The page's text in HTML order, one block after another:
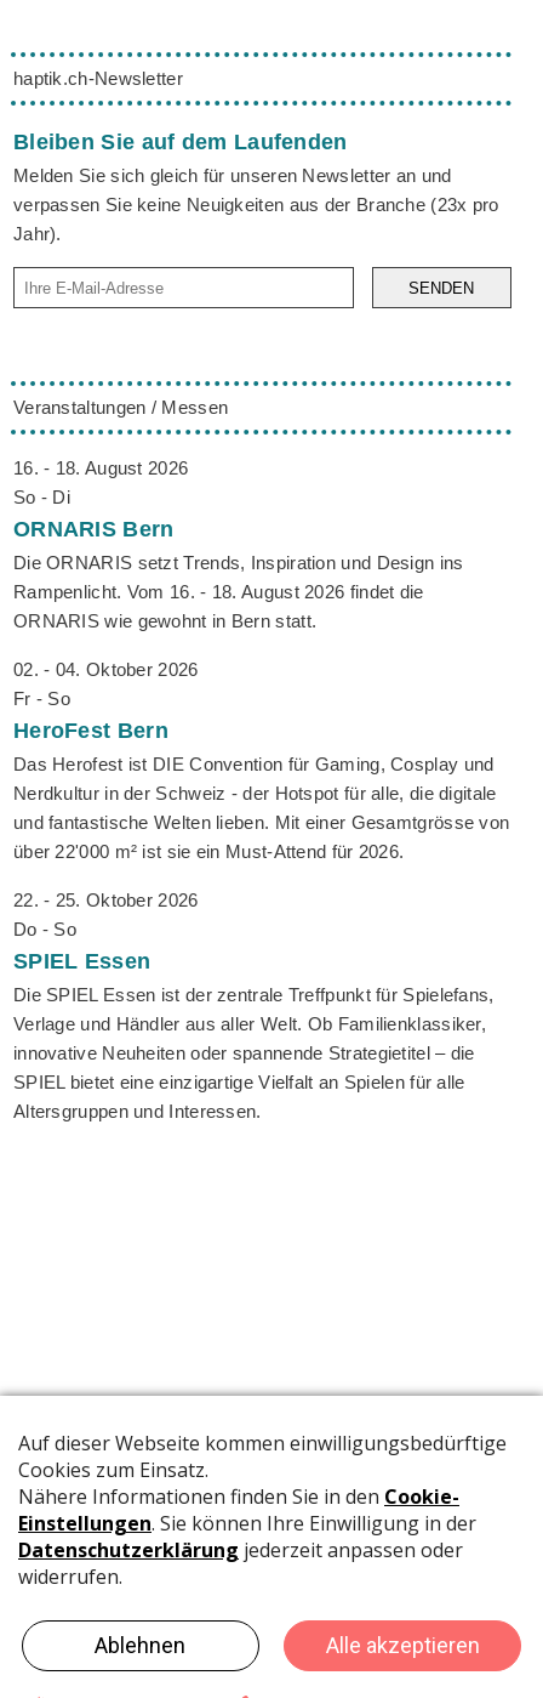
haptik.ch-Newsletter
Bleiben Sie auf dem Laufenden
Melden Sie sich gleich für unseren Newsletter an und
verpassen Sie keine Neuigkeiten aus der Branche (23x pro
Jahr).
SENDEN
Veranstaltungen / Messen
16. - 18. August 2026
So - Di
ORNARIS Bern
Die ORNARIS setzt Trends, Inspiration und Design ins
Rampenlicht. Vom 16. - 18. August 2026 findet die
ORNARIS wie gewohnt in Bern statt.
02. - 04. Oktober 2026
Fr - So
HeroFest Bern
Das Herofest ist DIE Convention für Gaming, Cosplay und
Nerdkultur in der Schweiz - der Hotspot für alle, die digitale
und fantastische Welten lieben. Mit einer Gesamtgrösse von
über 22'000 m² ist sie ein Must-Attend für 2026.
22. - 25. Oktober 2026
Do - So
SPIEL Essen
Die SPIEL Essen ist der zentrale Treffpunkt für Spielefans,
Verlage und Händler aus aller Welt. Ob Familienklassiker,
innovative Neuheiten oder spannende Strategietitel – die
SPIEL bietet eine einzigartige Vielfalt an Spielen für alle
Altersgruppen und Interessen.
Die offizielle Publikation der Schweizer Papeterien informiert
Meldungen aus der Branche.